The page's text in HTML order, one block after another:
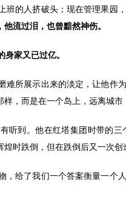
的人挤破头；现在管理果园
流过泪，也曾黯然神伤。
家又已过亿。
所展示出来的淡定，让他作
，而是在一个岛上，远离城市
听到。他在红塔集团时带的三
时跌倒，但在跌倒后又一次创
给了我们一个答案衡量一个人